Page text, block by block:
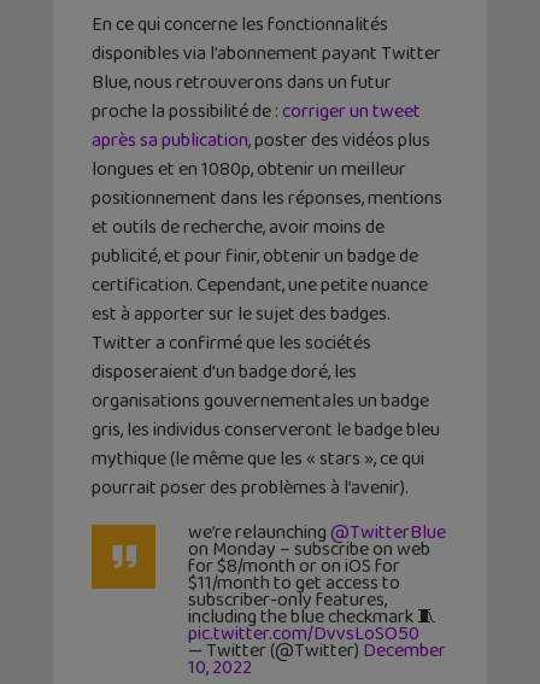
En ce qui concerne les fonctionnalités
disponibles via l’abonnement payant Twitter
Blue, nous retrouverons dans un futur
proche la possibilité de :corriger un tweet
après sa publication, poster des vidéos plus
longues et en 1080p, obtenir un meilleur
positionnement dans les réponses, mentions
et outils de recherche, avoir moins de
publicité, et pour finir, obtenir un badge de
certification. Cependant, une petite nuance
est à apporter sur le sujet des badges.
Twitter a confirmé que les sociétés
disposeraient d’un badge doré, les
organisations gouvernementales un badge
gris, les individus conserveront le badge bleu
mythique (le même que les « stars », ce qui
pourrait poser des problèmes à l’avenir).
we’re relaunching@TwitterBlue
on Monday – subscribe on web
for $8/month or on iOS for
$11/month to get access to
subscriber-only features,
including the blue checkmark 🧵
pic.twitter.com/DvvsLoSO50
— Twitter (@Twitter) December
10, 2022